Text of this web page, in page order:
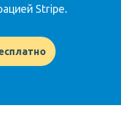
Stripe.